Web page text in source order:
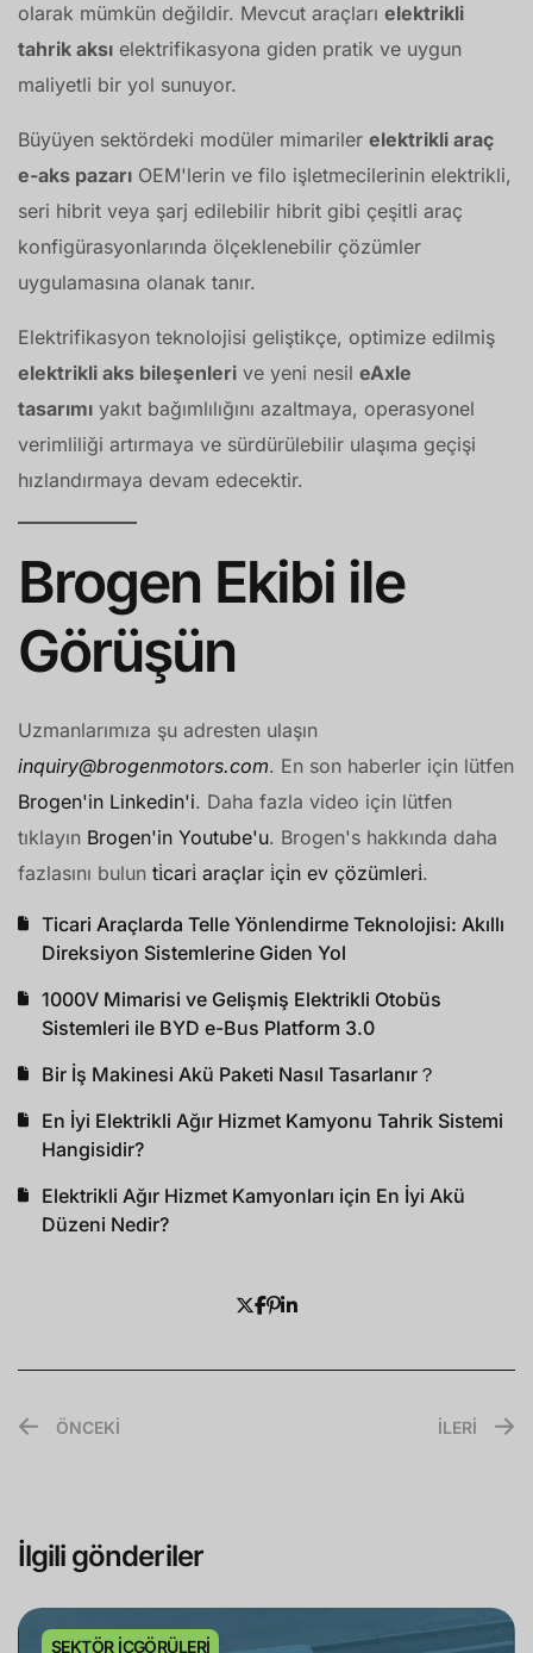
olarak mümkün değildir. Mevcut araçları elektrikli
tahrik aksı elektrifikasyona giden pratik ve uygun
maliyetli bir yol sunuyor.
Büyüyen sektördeki modüler mimariler elektrikli araç
e-aks pazarı OEM'lerin ve filo işletmecilerinin elektrikli,
seri hibrit veya şarj edilebilir hibrit gibi çeşitli araç
konfigürasyonlarında ölçeklenebilir çözümler
uygulamasına olanak tanır.
Elektrifikasyon teknolojisi geliştikçe, optimize edilmiş
elektrikli aks bileşenleri ve yeni nesil eAxle
tasarımı yakıt bağımlılığını azaltmaya, operasyonel
verimliliği artırmaya ve sürdürülebilir ulaşıma geçişi
hızlandırmaya devam edecektir.
Brogen Ekibi ile
Görüşün
Uzmanlarımıza şu adresten ulaşın
inquiry@brogenmotors.com. En son haberler için lütfen
Brogen'in Linkedin'i. Daha fazla video için lütfen
tıklayın Brogen'in Youtube'u. Brogen's hakkında daha
fazlasını bulun ti̇cari̇ araçlar i̇çi̇n ev çözümleri̇.
Ticari Araçlarda Telle Yönlendirme Teknolojisi: Akıllı
Direksiyon Sistemlerine Giden Yol
1000V Mimarisi ve Gelişmiş Elektrikli Otobüs
Sistemleri ile BYD e-Bus Platform 3.0
Bir İş Makinesi Akü Paketi Nasıl Tasarlanır？
En İyi Elektrikli Ağır Hizmet Kamyonu Tahrik Sistemi
Hangisidir?
Elektrikli Ağır Hizmet Kamyonları için En İyi Akü
Düzeni Nedir?
ÖNCEKİ İLERİ
İlgili gönderiler
SEKTÖR İÇGÖRÜLERI